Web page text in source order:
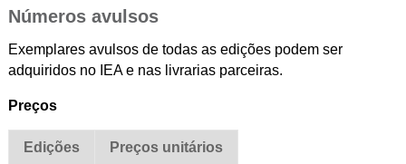
Números avulsos
Exemplares avulsos de todas as edições podem ser
adquiridos no IEA e nas livrarias parceiras.
Preços
Edições Preços unitários